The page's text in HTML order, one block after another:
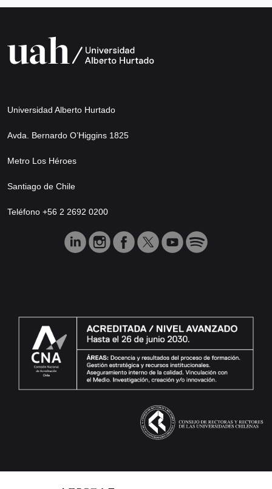
Universidad Alberto Hurtado
Avda. Bernardo O’Higgins 1825
Metro Los Héroes
Santiago de Chile
Teléfono +56 2 2692 0200